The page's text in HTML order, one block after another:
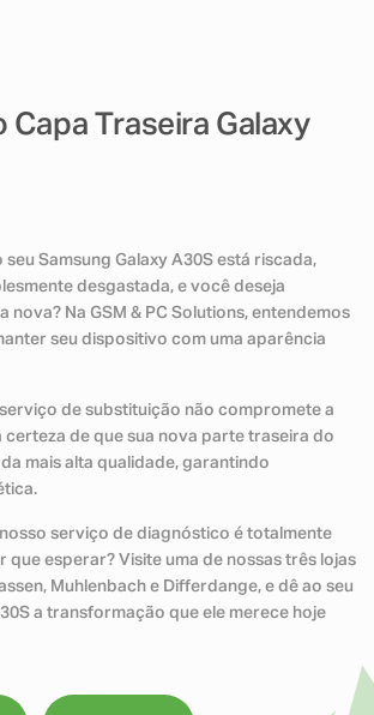
Capa Traseira Galaxy
Samsung Galaxy A30S está riscada,
desgastada, e você deseja
nova? Na GSM & PC Solutions, entendemos
seu dispositivo com uma aparência
de substituição não compromete a
certeza de que sua nova parte traseira do
mais alta qualidade, garantindo
serviço de diagnóstico é totalmente
que esperar? Visite uma de nossas três lojas
Muhlenbach e Differdange, e dê ao seu
a transformação que ele merece hoje